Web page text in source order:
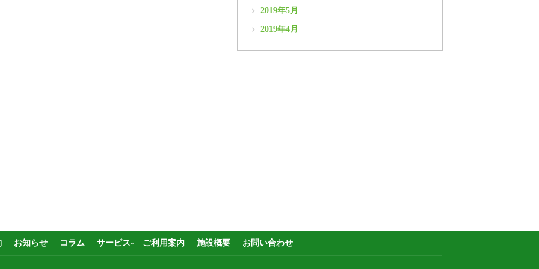
2019年5月
2019年4月
お知らせ コラム サービス ご利用案内 施設概要 お問い合わせ